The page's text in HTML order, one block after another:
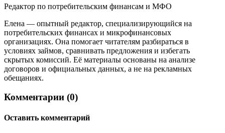
Редактор по потребительским финансам и МФО
Елена — опытный редактор, специализирующийся на
потребительских финансах и микрофинансовых
организациях. Она помогает читателям разбираться в
условиях займов, сравнивать предложения и избегать
скрытых комиссий. Её материалы основаны на анализе
договоров и официальных данных, а не на рекламных
обещаниях.
Комментарии (0)
Оставить комментарий